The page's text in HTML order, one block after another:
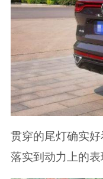
贯穿的尾灯确实
落实到动力上的